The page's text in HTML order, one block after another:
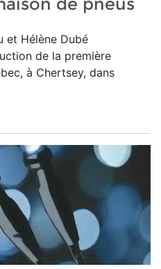
et Hélène Dubé
de la première
à Chertsey, dans